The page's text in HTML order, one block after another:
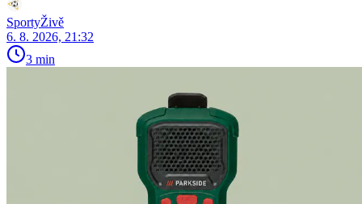
SportyŽivě
6. 8. 2026, 21:32
3 min